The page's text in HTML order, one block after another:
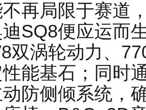
再局限于赛道
SQ8便应运而
双涡轮动力、
能基石；同时
防侧倾系统，